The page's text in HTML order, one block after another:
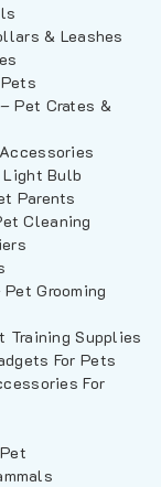
& Leashes
Pet Crates &
Bulb
Parents
Cleaning
Grooming
Training Supplies
For Pets
For